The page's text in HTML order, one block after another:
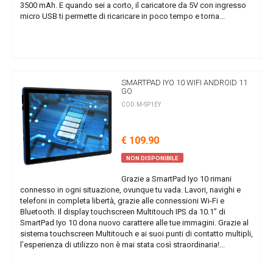
3500 mAh. E quando sei a corto, il caricatore da 5V con ingresso
micro USB ti permette di ricaricare in poco tempo e torna...
SMARTPAD IYO 10 WIFI ANDROID 11
GO
COD.M-SP1EY
€ 109.90
NON DISPONIBILE
Grazie a SmartPad Iyo 10 rimani
connesso in ogni situazione, ovunque tu vada. Lavori, navighi e
telefoni in completa libertà, grazie alle connessioni Wi-Fi e
Bluetooth. Il display touchscreen Multitouch IPS da 10.1” di
SmartPad Iyo 10 dona nuovo carattere alle tue immagini. Grazie al
sistema touchscreen Multitouch e ai suoi punti di contatto multipli,
l’esperienza di utilizzo non è mai stata così straordinaria!...